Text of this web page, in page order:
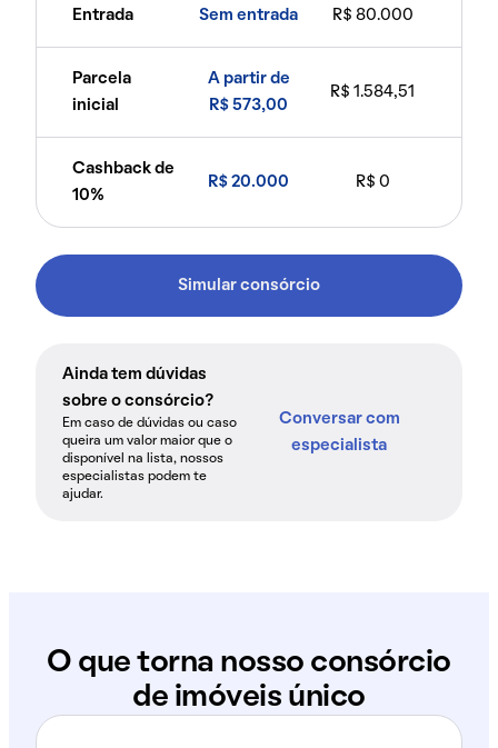
Entrada Sem entrada R$ 80.000
Parcela
inicial
A partir de
R$ 573,00
R$ 1.584,51
Cashback de
10%
R$ 20.000 R$ 0
Simular consórcio
Ainda tem dúvidas
sobre o consórcio?
Em caso de dúvidas ou caso
queira um valor maior que o
disponível na lista, nossos
especialistas podem te
ajudar.
Conversar com
especialista
O que torna nosso consórcio
de imóveis único